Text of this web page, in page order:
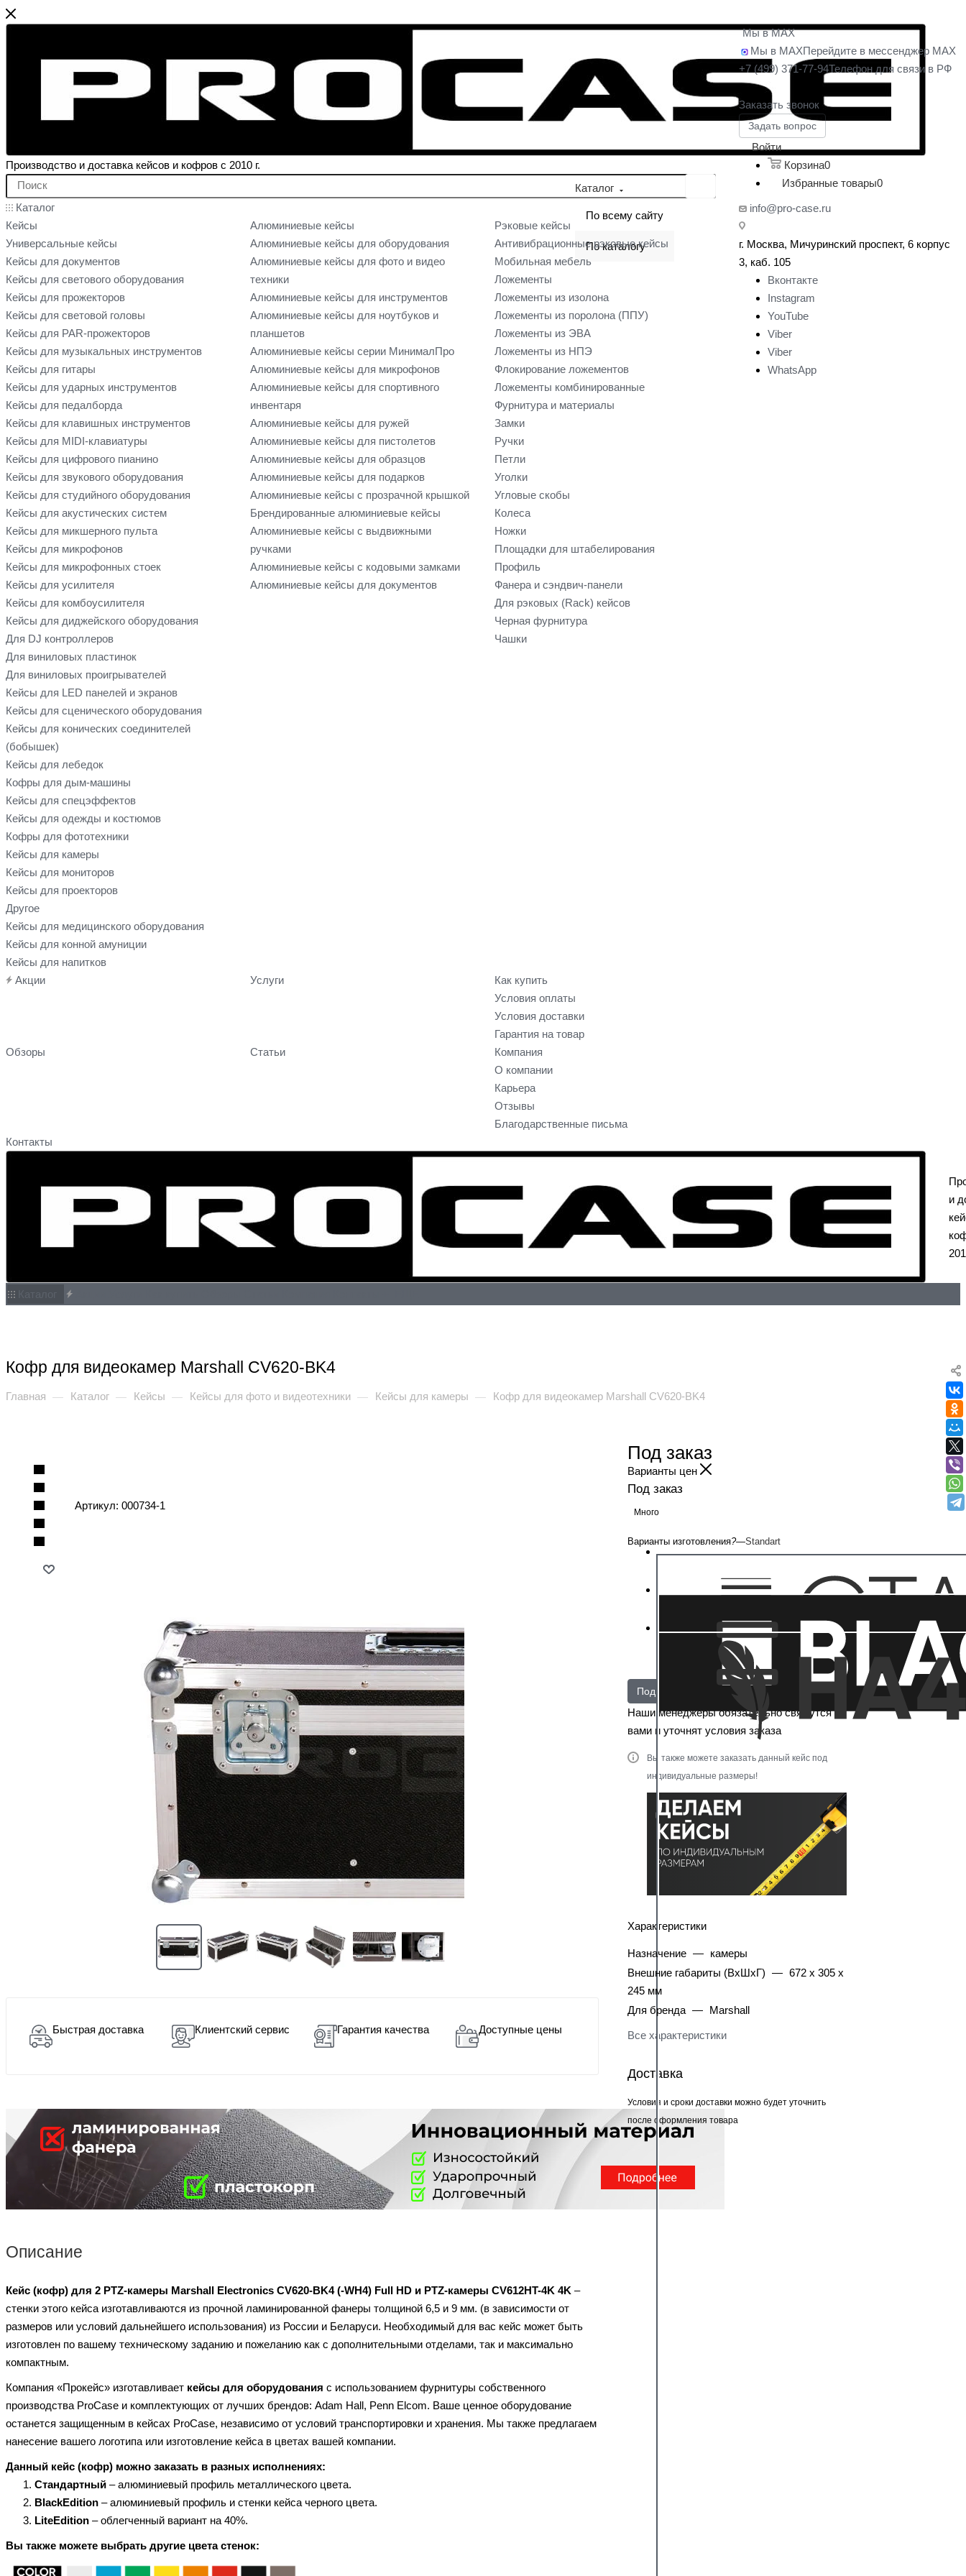
Производство и доставка кейсов и кофров с 2010 г.
Каталог
По всему сайту
По каталогу
Каталог
Кейсы
Универсальные кейсы
Кейсы для документов
Кейсы для светового оборудования
Кейсы для прожекторов
Кейсы для световой головы
Кейсы для PAR-прожекторов
Кейсы для музыкальных инструментов
Кейсы для гитары
Кейсы для ударных инструментов
Кейсы для педалборда
Кейсы для клавишных инструментов
Кейсы для MIDI-клавиатуры
Кейсы для цифрового пианино
Кейсы для звукового оборудования
Кейсы для студийного оборудования
Кейсы для акустических систем
Кейсы для микшерного пульта
Кейсы для микрофонов
Кейсы для микрофонных стоек
Кейсы для усилителя
Кейсы для комбоусилителя
Кейсы для диджейского оборудования
Для DJ контроллеров
Для виниловых пластинок
Для виниловых проигрывателей
Кейсы для LED панелей и экранов
Кейсы для сценического оборудования
Кейсы для конических соединителей
(бобышек)
Кейсы для лебедок
Кофры для дым-машины
Кейсы для спецэффектов
Кейсы для одежды и костюмов
Кофры для фототехники
Кейсы для камеры
Кейсы для мониторов
Кейсы для проекторов
Другое
Кейсы для медицинского оборудования
Кейсы для конной амуниции
Кейсы для напитков
Алюминиевые кейсы
Алюминиевые кейсы для оборудования
Алюминиевые кейсы для фото и видео
техники
Алюминиевые кейсы для инструментов
Алюминиевые кейсы для ноутбуков и
планшетов
Алюминиевые кейсы серии МинималПро
Алюминиевые кейсы для микрофонов
Алюминиевые кейсы для спортивного
инвентаря
Алюминиевые кейсы для ружей
Алюминиевые кейсы для пистолетов
Алюминиевые кейсы для образцов
Алюминиевые кейсы для подарков
Алюминиевые кейсы с прозрачной крышкой
Брендированные алюминиевые кейсы
Алюминиевые кейсы с выдвижными
ручками
Алюминиевые кейсы с кодовыми замками
Алюминиевые кейсы для документов
Рэковые кейсы
Антивибрационные рэковые кейсы
Мобильная мебель
Ложементы
Ложементы из изолона
Ложементы из поролона (ППУ)
Ложементы из ЭВА
Ложементы из НПЭ
Флокирование ложементов
Ложементы комбинированные
Фурнитура и материалы
Замки
Ручки
Петли
Уголки
Угловые скобы
Колеса
Ножки
Площадки для штабелирования
Профиль
Фанера и сэндвич-панели
Для рэковых (Rack) кейсов
Черная фурнитура
Чашки
Акции Услуги
Как купить
Условия оплаты
Условия доставки
Гарантия на товар
Обзоры
Статьи
Компания
О компании
Карьера
Отзывы
Благодарственные письма
Контакты
Мы в MAX
Мы в MAXПерейдите в мессенджер MAX
+7 (499) 371-77-94Телефон для связи в РФ
Заказать звонок
Задать вопрос
Войти
Корзина0
Избранные товары0
info@pro-case.ru
г. Москва, Мичуринский проспект, 6 корпус
3, каб. 105
Вконтакте
Instagram
YouTube
Viber
Viber
WhatsApp
и
Кофр для видеокамер Marshall CV620-BK4
Главная — Каталог — Кейсы — Кейсы для фото и видеотехники — Кейсы для камеры — Кофр для видеокамер Marshall CV620-BK4
Артикул: 000734-1
Быстрая доставка Клиентский сервис Гарантия качества Доступные цены
Описание
Кейс (кофр) для 2 PTZ-камеры Marshall Electronics CV620-BK4 (-WH4) Full HD и PTZ-камеры CV612HT-4K 4K –
стенки этого кейса изготавливаются из прочной ламинированной фанеры толщиной 6,5 и 9 мм. (в зависимости от
размеров или условий дальнейшего использования) из России и Беларуси. Необходимый для вас кейс может быть
изготовлен по вашему техническому заданию и пожеланию как с дополнительными отделами, так и максимально
компактным.
Компания «Прокейс» изготавливает кейсы для оборудования с использованием фурнитуры собственного
производства ProCase и комплектующих от лучших брендов: Adam Hall, Penn Elcom. Ваше ценное оборудование
останется защищенным в кейсах ProCase, независимо от условий транспортировки и хранения. Мы также предлагаем
нанесение вашего логотипа или изготовление кейса в цветах вашей компании.
Данный кейс (кофр) можно заказать в разных исполнениях:
Стандартный – алюминиевый профиль металлического цвета.
BlackEdition – алюминиевый профиль и стенки кейса черного цвета.
LiteEdition – облегченный вариант на 40%.
Вы также можете выбрать другие цвета стенок:
Под заказ
Варианты цен
Под заказ
Много
Варианты изготовления?—Standart
Под заказ
Наши менеджеры обязательно свяжутся с
вами и уточнят условия заказа
Вы также можете заказать данный кейс под
индивидуальные размеры!
Характеристики
Назначение — камеры
Внешние габариты (ВхШхГ) — 672 x 305 x
245 мм
Для бренда — Marshall
Все характеристики
Доставка
Условия и сроки доставки можно будет уточнить
после оформления товара